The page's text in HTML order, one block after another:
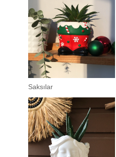
Saksılar